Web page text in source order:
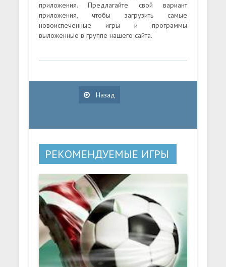
приложения. Предлагайте свой вариант
приложения, чтобы загрузить самые
новоиспеченные игры и программы
выложенные в группе нашего сайта.
Назад
РЕКОМЕНДУЕМЫЕ ИГРЫ